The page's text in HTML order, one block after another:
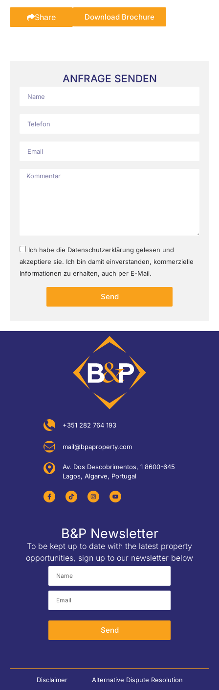
Share Download Brochure
ANFRAGE SENDEN
Ich habe die Datenschutzerklärung gelesen und
akzeptiere sie. Ich bin damit einverstanden, kommerzielle
Informationen zu erhalten, auch per E-Mail.
Send
+351 282 764 193
mail@bpaproperty.com
Av. Dos Descobrimentos, 1 8600-645
Lagos, Algarve, Portugal
B&P Newsletter
To be kept up to date with the latest property
opportunities, sign up to our newsletter below
Send
Disclaimer Alternative Dispute Resolution